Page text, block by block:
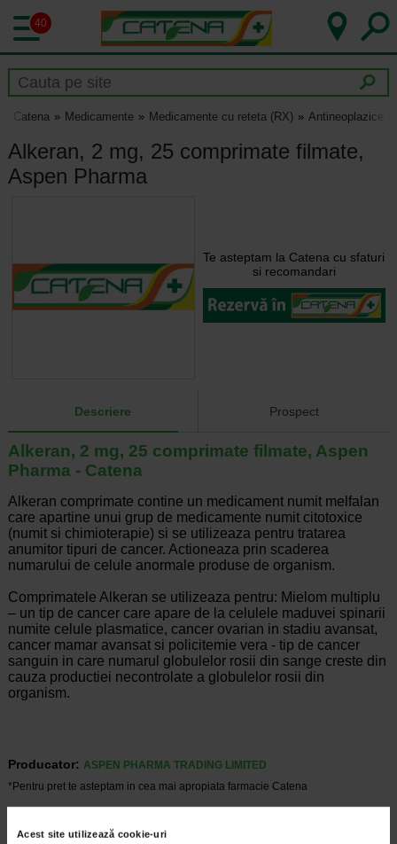
Acest site utilizează cookie-uri
40
Catena Medicamente Medicamente cu reteta (RX) Antineoplazice
Alkeran, 2 mg, 25 comprimate filmate,
Aspen Pharma
Te asteptam la Catena cu sfaturi
si recomandari
Descriere Prospect
Alkeran, 2 mg, 25 comprimate filmate, Aspen
Pharma - Catena
Alkeran comprimate contine un medicament numit melfalan
care apartine unui grup de medicamente numit citotoxice
(numit si chimioterapie) si se utilizeaza pentru tratarea
anumitor tipuri de cancer. Actioneaza prin scaderea
numarului de celule anormale produse de organism.
Comprimatele Alkeran se utilizeaza pentru: Mielom multiplu
– un tip de cancer care apare de la celulele maduvei spinarii
numite celule plasmatice, cancer ovarian in stadiu avansat,
cancer mamar avansat si policitemie vera - tip de cancer
sanguin in care numarul globulelor rosii din sange creste din
cauza productiei necontrolate a globulelor rosii din
organism.
Producator: ASPEN PHARMA TRADING LIMITED
*Pentru pret te asteptam in cea mai apropiata farmacie Catena